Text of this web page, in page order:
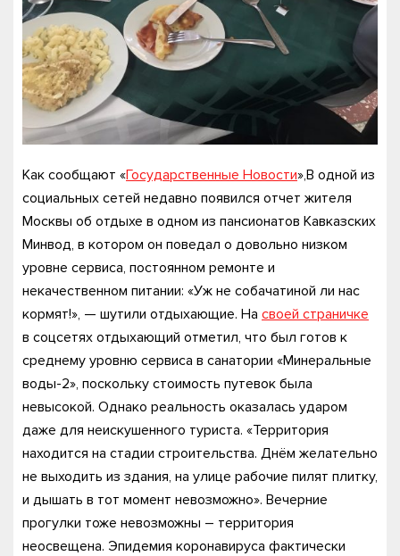
Как сообщают «Государственные Новости»,В одной из
социальных сетей недавно появился отчет жителя
Москвы об отдыхе в одном из пансионатов Кавказских
Минвод, в котором он поведал о довольно низком
уровне сервиса, постоянном ремонте и
некачественном питании: «Уж не собачатиной ли нас
кормят!», — шутили отдыхающие. На своей страничке
в соцсетях отдыхающий отметил, что был готов к
среднему уровню сервиса в санатории «Минеральные
воды-2», поскольку стоимость путевок была
невысокой. Однако реальность оказалась ударом
даже для неискушенного туриста. «Территория
находится на стадии строительства. Днём желательно
не выходить из здания, на улице рабочие пилят плитку,
и дышать в тот момент невозможно». Вечерние
прогулки тоже невозможны – территория
неосвещена. Эпидемия коронавируса фактически